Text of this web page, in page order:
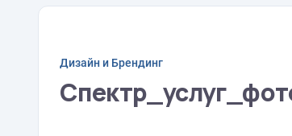
Дизайн и Брендинг